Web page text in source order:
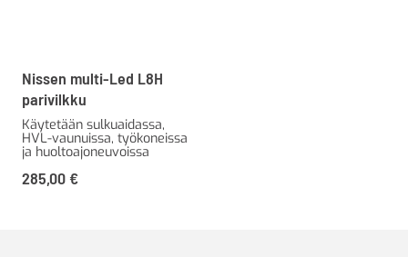
Nissen multi-Led L8H
parivilkku
Käytetään sulkuaidassa,
HVL-vaunuissa, työkoneissa
ja huoltoajoneuvoissa
285,00 €